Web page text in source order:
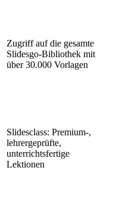
Zugriff auf die gesamte
Slidesgo-Bibliothek mit
über 30.000 Vorlagen
Slidesclass: Premium-,
lehrergeprüfte,
unterrichtsfertige
Lektionen